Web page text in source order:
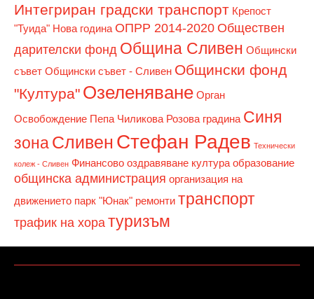
Интегриран градски транспорт Крепост
"Туида" Нова година ОПРР 2014-2020 Обществен
дарителски фонд Община Сливен Общински
съвет Общински съвет - Сливен Общински фонд
"Култура" Озеленяване Орган
Освобождение Пепа Чиликова Розова градина Синя
зонаСливен Стефан Радев Технически
колеж - Сливен Финансово оздравяване култура образование
общинска администрация организация на
движението парк "Юнак" ремонти транспорт
трафик на хора туризъм